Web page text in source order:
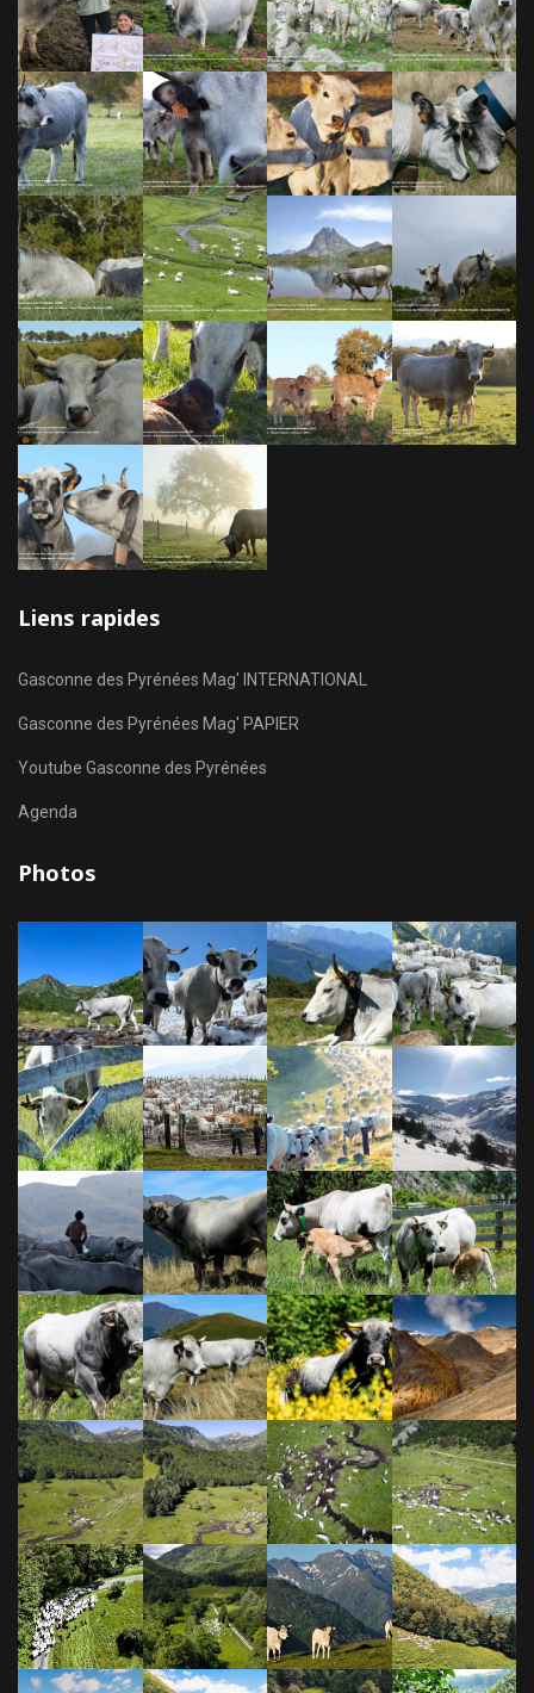
Liens rapides
Gasconne des Pyrénées Mag' INTERNATIONAL
Gasconne des Pyrénées Mag' PAPIER
Youtube Gasconne des Pyrénées
Agenda
Photos